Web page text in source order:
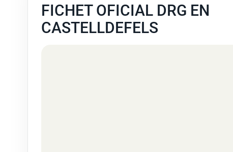
FICHET OFICIAL DRG EN
CASTELLDEFELS